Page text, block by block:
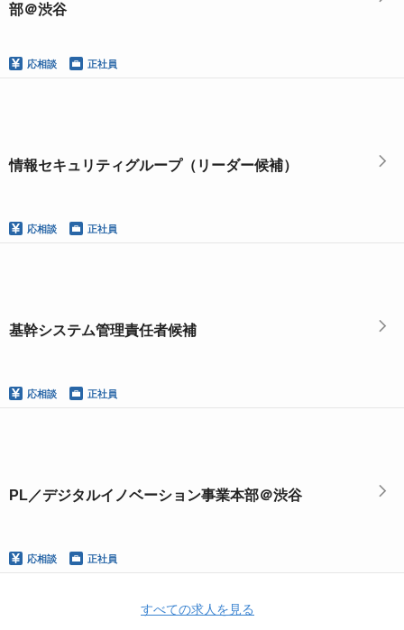
部＠渋谷
応相談 正社員
情報セキュリティグループ（リーダー候補）
応相談 正社員
基幹システム管理責任者候補
応相談 正社員
PL／デジタルイノベーション事業本部＠渋谷
応相談 正社員
すべての求人を見る